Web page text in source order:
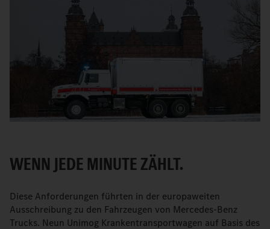
WENN JEDE MINUTE ZÄHLT.
Diese Anforderungen führten in der europaweiten
Ausschreibung zu den Fahrzeugen von Mercedes-Benz
Trucks. Neun Unimog Krankentransportwagen auf Basis des